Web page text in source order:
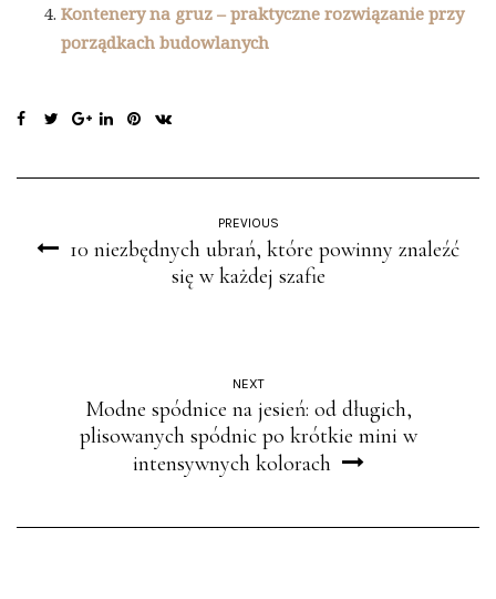
Kontenery na gruz – praktyczne rozwiązanie przy
porządkach budowlanych
PREVIOUS
10 niezbędnych ubrań, które powinny znaleźć
się w każdej szafie
NEXT
Modne spódnice na jesień: od długich,
plisowanych spódnic po krótkie mini w
intensywnych kolorach